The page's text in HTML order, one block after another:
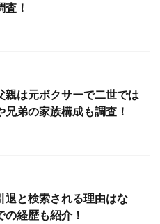
！
親は元ボクサーで二世では
兄弟の家族構成も調査！
退と検索される理由はな
経歴も紹介！